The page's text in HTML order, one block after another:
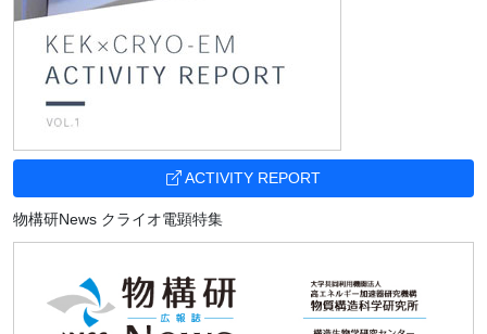
ACTIVITY REPORT
物構研News クライオ電顕特集